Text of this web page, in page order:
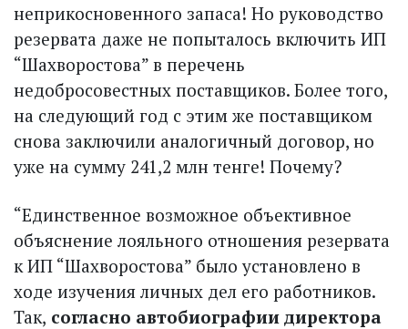
неприкосновенного запаса! Но руководство
резервата даже не попыталось включить ИП
“Шахворостова” в перечень
недобросовестных поставщиков. Более того,
на следующий год с этим же поставщиком
снова заключили аналогичный договор, но
уже на сумму 241,2 млн тенге! Почему?
“Единственное возможное объективное
объяснение лояльного отношения резервата
к ИП “Шах­воростова” было установлено в
ходе изучения личных дел его работников.
Так, согласно авто­биографии директора